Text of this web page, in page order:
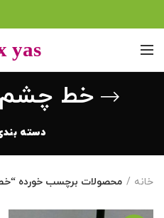
خط
دسته
خانه محصولات برچسب خورده